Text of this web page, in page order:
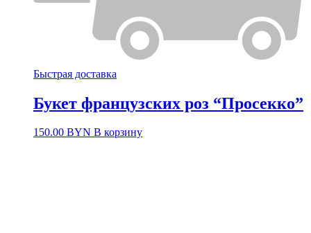
Быстрая доставка
Букет французских роз “Просекко”
150.00 BYN В корзину